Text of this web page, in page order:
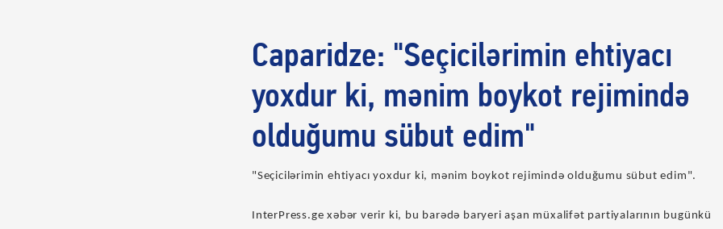
Caparidze: "Seçicilərimin ehtiyacı
yoxdur ki, mənim boykot rejimində
olduğumu sübut edim"
"Seçicilərimin ehtiyacı yoxdur ki, mənim boykot rejimində olduğumu sübut edim".
InterPress.ge xəbər verir ki, bu barədə baryeri aşan müxalifət partiyalarının bugünkü